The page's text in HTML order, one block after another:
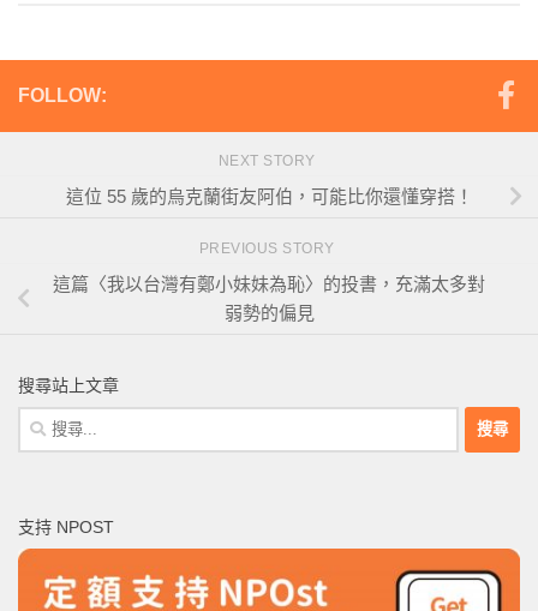
FOLLOW:
NEXT STORY
這位 55 歲的烏克蘭街友阿伯，可能比你還懂穿搭！
PREVIOUS STORY
這篇〈我以台灣有鄭小妹妹為恥〉的投書，充滿太多對
弱勢的偏見
搜尋站上文章
搜
尋
字:
支持 NPOST